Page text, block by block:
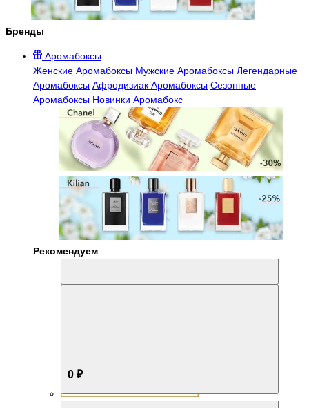
Бренды
Аромабоксы
Женские Аромабоксы Мужские Аромабоксы Легендарные
Аромабоксы Афродизиак Аромабоксы Сезонные
Аромабоксы Новинки Аромабокс
Рекомендуем
0 ₽